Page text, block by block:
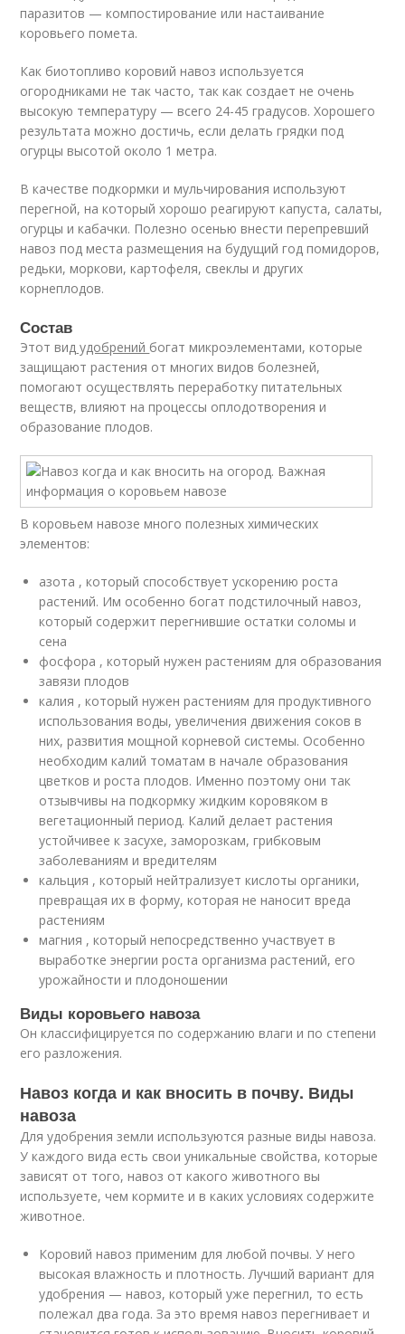
паразитов — компостирование или настаивание
коровьего помета.
Как биотопливо коровий навоз используется
огородниками не так часто, так как создает не очень
высокую температуру — всего 24-45 градусов. Хорошего
результата можно достичь, если делать грядки под
огурцы высотой около 1 метра.
В качестве подкормки и мульчирования используют
перегной, на который хорошо реагируют капуста, салаты,
огурцы и кабачки. Полезно осенью внести перепревший
навоз под места размещения на будущий год помидоров,
редьки, моркови, картофеля, свеклы и других
корнеплодов.
Состав
Этот вид удобрений богат микроэлементами, которые
защищают растения от многих видов болезней,
помогают осуществлять переработку питательных
веществ, влияют на процессы оплодотворения и
образование плодов.
В коровьем навозе много полезных химических
элементов:
азота , который способствует ускорению роста
растений. Им особенно богат подстилочный навоз,
который содержит перегнившие остатки соломы и
сена
фосфора , который нужен растениям для образования
завязи плодов
калия , который нужен растениям для продуктивного
использования воды, увеличения движения соков в
них, развития мощной корневой системы. Особенно
необходим калий томатам в начале образования
цветков и роста плодов. Именно поэтому они так
отзывчивы на подкормку жидким коровяком в
вегетационный период. Калий делает растения
устойчивее к засухе, заморозкам, грибковым
заболеваниям и вредителям
кальция , который нейтрализует кислоты органики,
превращая их в форму, которая не наносит вреда
растениям
магния , который непосредственно участвует в
выработке энергии роста организма растений, его
урожайности и плодоношении
Виды коровьего навоза
Он классифицируется по содержанию влаги и по степени
его разложения.
Навоз когда и как вносить в почву. Виды
навоза
Для удобрения земли используются разные виды навоза.
У каждого вида есть свои уникальные свойства, которые
зависят от того, навоз от какого животного вы
используете, чем кормите и в каких условиях содержите
животное.
Коровий навоз применим для любой почвы. У него
высокая влажность и плотность. Лучший вариант для
удобрения — навоз, который уже перегнил, то есть
полежал два года. За это время навоз перегнивает и